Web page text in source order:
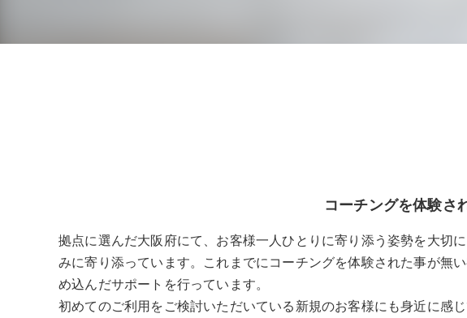
コーチングを体験さ
拠点に選んだ大阪府にて、お客様一人ひとりに寄り添う姿勢を大切
みに寄り添っています。これまでにコーチングを体験された事が無
め込んだサポートを行っています。
初めてのご利用をご検討いただいている新規のお客様にも身近に感